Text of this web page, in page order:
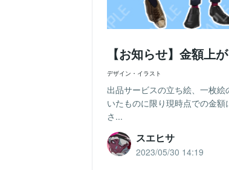
【お知らせ】金額上
デザイン・イラスト
出品サービスの立ち絵、一枚
いたものに限り現時点での金
さ...
スエヒサ
2023/05/30 14:19